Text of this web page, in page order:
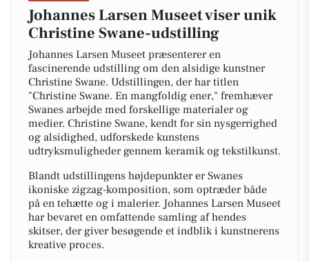
Johannes Larsen Museet viser unik
Christine Swane-udstilling
Johannes Larsen Museet præsenterer en
fascinerende udstilling om den alsidige kunstner
Christine Swane. Udstillingen, der har titlen
"Christine Swane. En mangfoldig ener," fremhæver
Swanes arbejde med forskellige materialer og
medier. Christine Swane, kendt for sin nysgerrighed
og alsidighed, udforskede kunstens
udtryksmuligheder gennem keramik og tekstilkunst.
Blandt udstillingens højdepunkter er Swanes
ikoniske zigzag-komposition, som optræder både
på en tehætte og i malerier. Johannes Larsen Museet
har bevaret en omfattende samling af hendes
skitser, der giver besøgende et indblik i kunstnerens
kreative proces.